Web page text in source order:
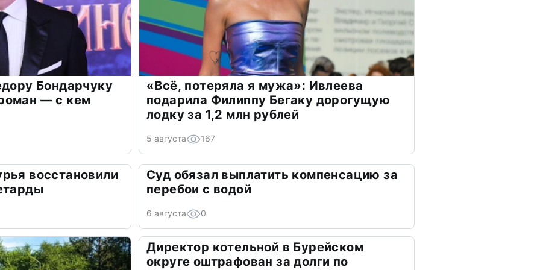
Бондарчуку
— с кем
«Всё, потеряла я мужа»: Ивлеева
подарила Филиппу Бегаку дорогущую
лодку за 1,2 млн рублей
5 августа 167
восстановили
Суд обязал выплатить компенсацию за
перебои с водой
6 августа 0
Директор котельной в Бурейском
округе оштрафован за долги по